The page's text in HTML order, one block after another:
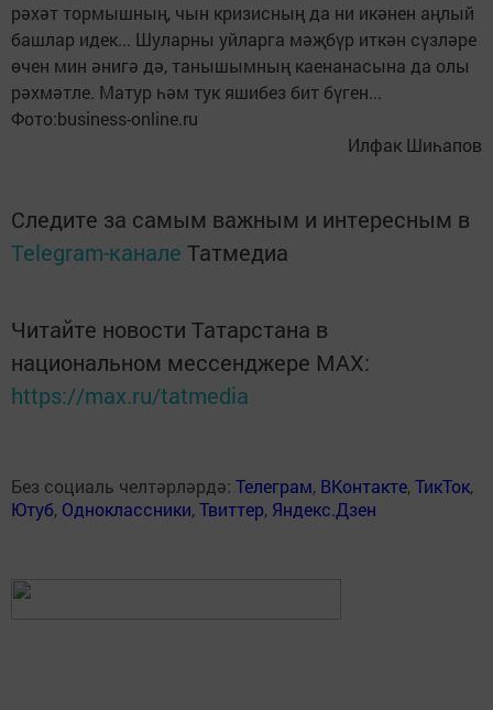
рәхәт тормышның, чын кризисның да ни икәнен аңлый
башлар идек... Шуларны уйларга мәҗбүр иткән сүзләре
өчен мин әнигә дә, танышымның каенанасына да олы
рәхмәтле. Матур һәм тук яшибез бит бүген...
Фото:business-online.ru
Илфак Шиһапов
Следите за самым важным и интересным в
Telegram-канале Татмедиа
Читайте новости Татарстана в
национальном мессенджере MАХ:
https://max.ru/tatmedia
Без социаль челтәрләрдә: Телеграм, ВКонтакте,ТикТок,
Ютуб, Одноклассники,Твиттер, Яндекс.Дзен